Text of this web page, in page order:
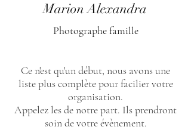
Marion Alexandra
Photographe famille
Ce n'est qu'un début, nous avons une
liste plus complète pour facilier votre
organisation.
Appelez les de notre part. Ils prendront
soin de votre évènement.